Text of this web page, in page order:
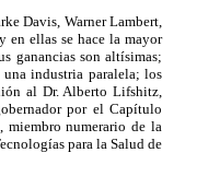
Davis, Warner Lambert,
en ellas se hace la mayor
ganancias son altísimas;
industria paralela; los
al Dr. Alberto Lifshitz,
por el Capítulo
miembro numerario de la
para la Salud de